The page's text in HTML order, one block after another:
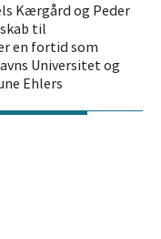
Kærgård og Peder
til
en fortid som
Universitet og
Ehlers